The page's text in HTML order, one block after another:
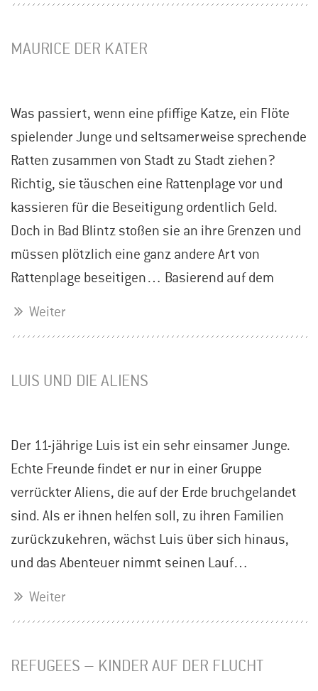
MAURICE DER KATER
Was passiert, wenn eine pfiffige Katze, ein Flöte
spielender Junge und seltsamerweise sprechende
Ratten zusammen von Stadt zu Stadt ziehen?
Richtig, sie täuschen eine Rattenplage vor und
kassieren für die Beseitigung ordentlich Geld.
Doch in Bad Blintz stoßen sie an ihre Grenzen und
müssen plötzlich eine ganz andere Art von
Rattenplage beseitigen… Basierend auf dem
Weiter
LUIS UND DIE ALIENS
Der 11-jährige Luis ist ein sehr einsamer Junge.
Echte Freunde findet er nur in einer Gruppe
verrückter Aliens, die auf der Erde bruchgelandet
sind. Als er ihnen helfen soll, zu ihren Familien
zurückzukehren, wächst Luis über sich hinaus,
und das Abenteuer nimmt seinen Lauf…
Weiter
REFUGEES – KINDER AUF DER FLUCHT